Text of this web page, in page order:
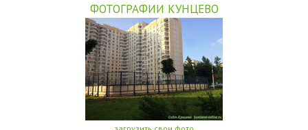
ФОТОГРАФИИ КУНЦЕВО
загрузить свои фото